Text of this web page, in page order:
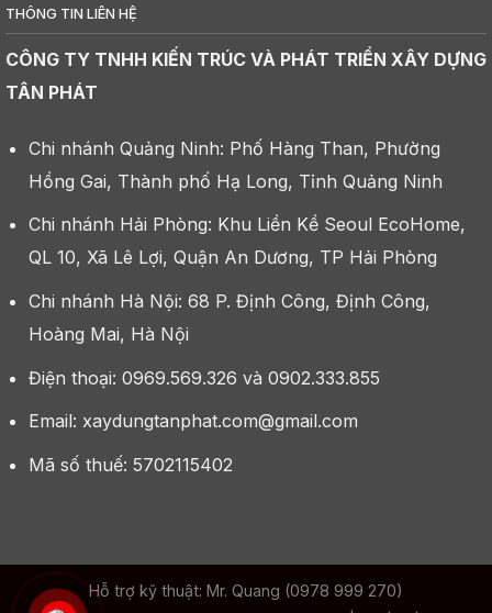
THÔNG TIN LIÊN HỆ
CÔNG TY TNHH KIẾN TRÚC VÀ PHÁT TRIỂN XÂY DỰNG
TÂN PHÁT
Chi nhánh Quảng Ninh: Phố Hàng Than, Phường
Hồng Gai, Thành phố Hạ Long, Tỉnh Quảng Ninh
Chi nhánh Hải Phòng: Khu Liền Kề Seoul EcoHome,
QL 10, Xã Lê Lợi, Quận An Dương, TP Hải Phòng
Chi nhánh Hà Nội: 68 P. Định Công, Định Công,
Hoàng Mai, Hà Nội
Điện thoại: 0969.569.326 và 0902.333.855
Email: xaydungtanphat.com@gmail.com
Mã số thuế: 5702115402
Hỗ trợ kỹ thuật: Mr. Quang (0978 999 270)